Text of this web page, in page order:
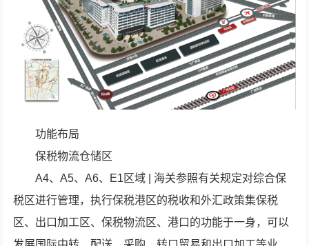
功能布局
保税物流仓储区
A4、A5、A6、E1区域 | 海关参照有关规定对综合保
税区进行管理，执行保税港区的税收和外汇政策集保税
区、出口加工区、保税物流区、港口的功能于一身，可以